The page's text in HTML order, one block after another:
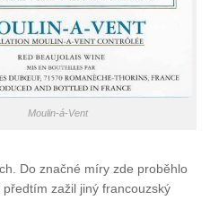
Moulin-á-Vent
Do značné míry zde proběhlo
zažil jiný francouzský